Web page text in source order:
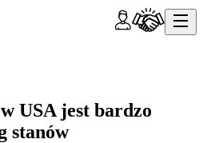
USA jest bardzo
stanów